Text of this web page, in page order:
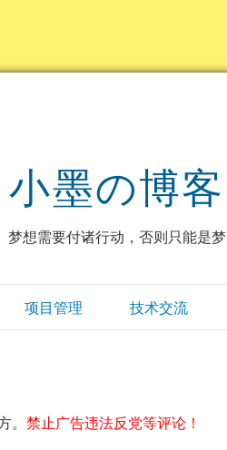
小墨の博客
梦想需要付诸行动，否则只能是梦
项目管理 技术交流
。禁止广告违法反党等评论！